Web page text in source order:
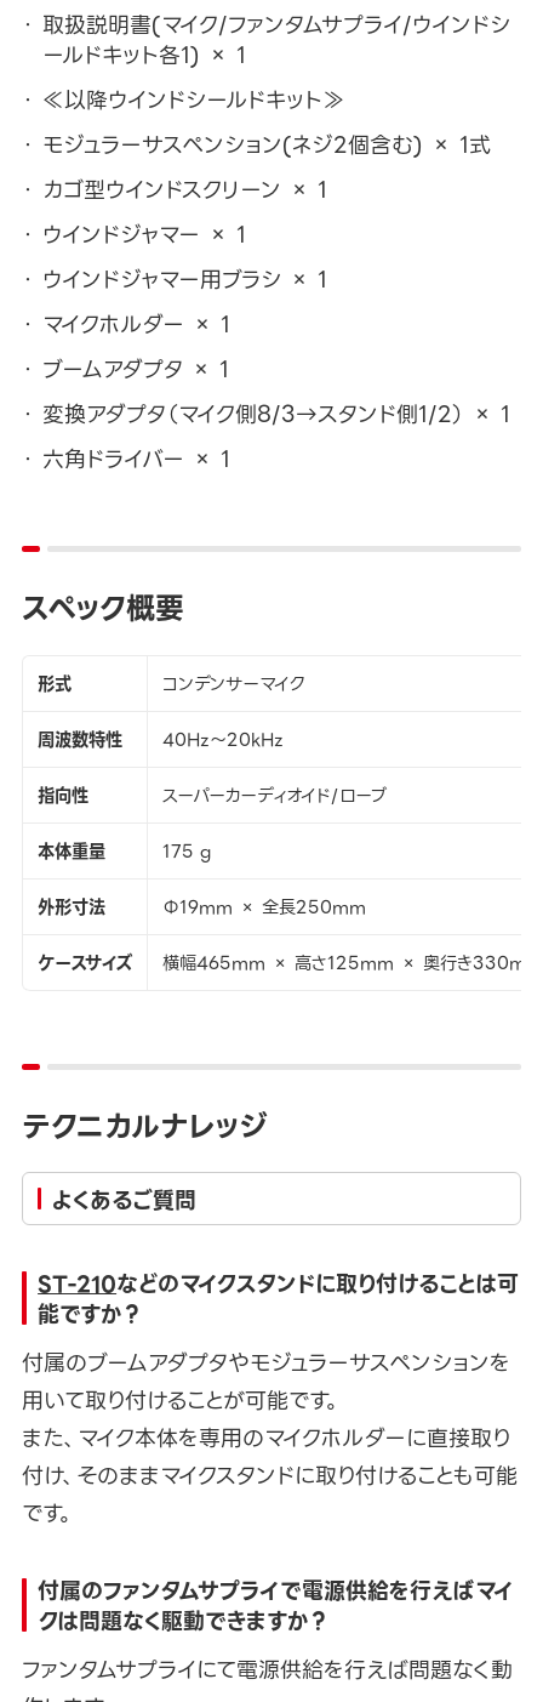
取扱説明書(マイク/ファンタムサプライ/ウインドシ
ールドキット各1) × 1
≪以降ウインドシールドキット≫
モジュラーサスペンション(ネジ2個含む) × 1式
カゴ型ウインドスクリーン × 1
ウインドジャマー × 1
ウインドジャマー用ブラシ × 1
マイクホルダー × 1
ブームアダプタ × 1
変換アダプタ（マイク側8/3→スタンド側1/2） × 1
六角ドライバー × 1
スペック概要
形式
コンデンサーマイク
周波数特性
40Hz～20kHz
指向性
スーパーカーディオイド/ローブ
本体重量
175 g
外形寸法
Φ19mm × 全長250mm
ケースサイズ
横幅465mm × 高さ125mm × 奥行き330mm
テクニカルナレッジ
よくあるご質問
ST-210などのマイクスタンドに取り付けることは可
能ですか？
付属のブームアダプタやモジュラーサスペンションを
用いて取り付けることが可能です。
また、マイク本体を専用のマイクホルダーに直接取り
付け、そのままマイクスタンドに取り付けることも可能
です。
付属のファンタムサプライで電源供給を行えばマイ
クは問題なく駆動できますか？
ファンタムサプライにて電源供給を行えば問題なく動